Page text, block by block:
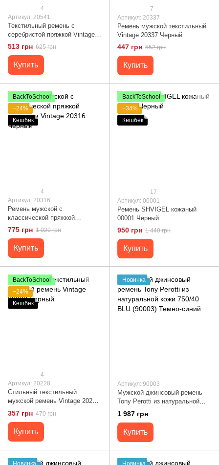
4
Артикул: 20541
Текстильный ремень с
серебристой пряжкой Vintage
20541 Черный
513 грн 625 грн
Купить
7
Артикул: 20337
Ремень мужской текстильный
Vintage 20337 Черный
447 грн 552 грн
Купить
BackToSchool
−24%
Кешбек
4
Артикул: 20316
Ремень мужской с
классической пряжкой
механика Vintage 20316
Черный
775 грн 1 020 грн
Купить
BackToSchool
−34%
Кешбек
17
Артикул: 00001
Ремень SHVIGEL кожаный
00001 Черный
950 грн 1 440 грн
Купить
BackToSchool
−24%
Кешбек
4
Артикул: 20228
Стильный текстильный
мужской ремень Vintage 20228
Черный
357 грн 470 грн
Купить
Новинка
Артикул: 90003
Мужской джинсовый ремень
Tony Perotti из натуральной
кожи 750/40 BLU (90003)
Темно-синий
1 987 грн
Купить
Новинка Новинка